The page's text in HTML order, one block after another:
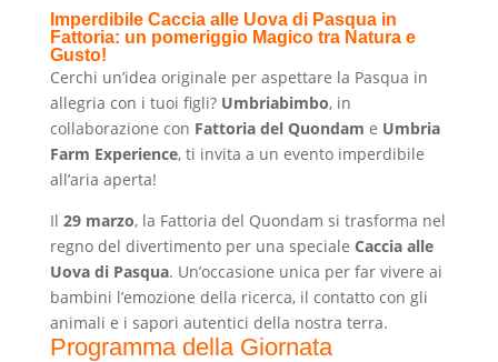
Imperdibile Caccia alle Uova di Pasqua in
Fattoria: un pomeriggio Magico tra Natura e
Gusto!
Cerchi un’idea originale per aspettare la Pasqua in
allegria con i tuoi figli? Umbriabimbo, in
collaborazione con Fattoria del Quondam e Umbria
Farm Experience, ti invita a un evento imperdibile
all’aria aperta!
Il 29 marzo, la Fattoria del Quondam si trasforma nel
regno del divertimento per una speciale Caccia alle
Uova di Pasqua. Un’occasione unica per far vivere ai
bambini l’emozione della ricerca, il contatto con gli
animali e i sapori autentici della nostra terra.
Programma della Giornata